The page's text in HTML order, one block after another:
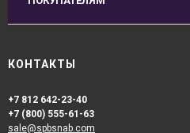
КОНТАКТЫ
+7 812 642-23-40
+7 (800) 555-61-63
sale@spbsnab.com